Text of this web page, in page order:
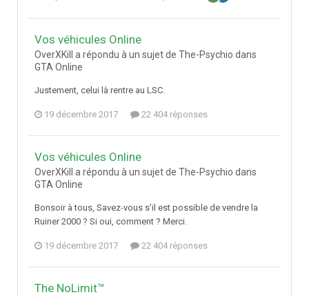
Vos véhicules Online
OverXKill a répondu à un sujet de The-Psychio dans
GTA Online
Justement, celui là rentre au LSC.
19 décembre 2017 22 404 réponses
Vos véhicules Online
OverXKill a répondu à un sujet de The-Psychio dans
GTA Online
Bonsoir à tous, Savez-vous s’il est possible de vendre la
Ruiner 2000 ? Si oui, comment ? Merci.
19 décembre 2017 22 404 réponses
The NoLimit™